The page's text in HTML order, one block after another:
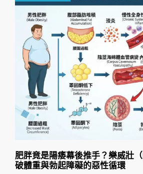
肥胖竟是陽痿幕後推手？樂威壯
破體重與勃起障礙的惡性循環